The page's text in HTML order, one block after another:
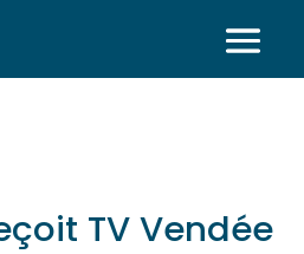
TV Vendée